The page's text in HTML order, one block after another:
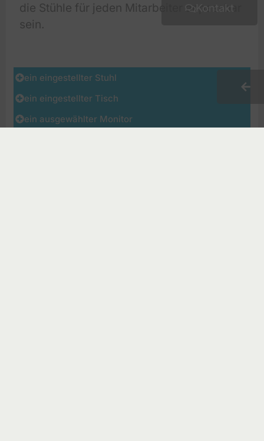
die Stühle für jeden Mitarbeiter anpassbar
sein.
ein eingestellter Stuhl
ein eingestellter Tisch
ein ausgewählter Monitor
Kontakt